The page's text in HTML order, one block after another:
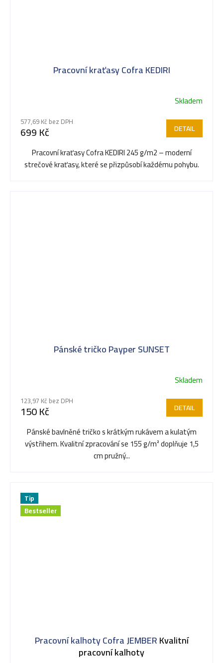
Pracovní kraťasy Cofra KEDIRI
produktu
je
Skladem
577,69 Kč bez DPH
699 Kč DETAIL
Pracovní kraťasy Cofra KEDIRI 245 g/m2 – moderní
strečové kraťasy, které se přizpůsobí každému pohybu.
Pánské tričko Payper SUNSET
Skladem
123,97 Kč bez DPH
150 Kč DETAIL
Pánské bavlněné tričko s krátkým rukávem a kulatým
výstřihem. Kvalitní zpracování se 155 g/m² doplňuje 1,5
cm pružný...
Tip
Bestseller
Pracovní kalhoty Cofra JEMBERKvalitní
pracovní kalhoty